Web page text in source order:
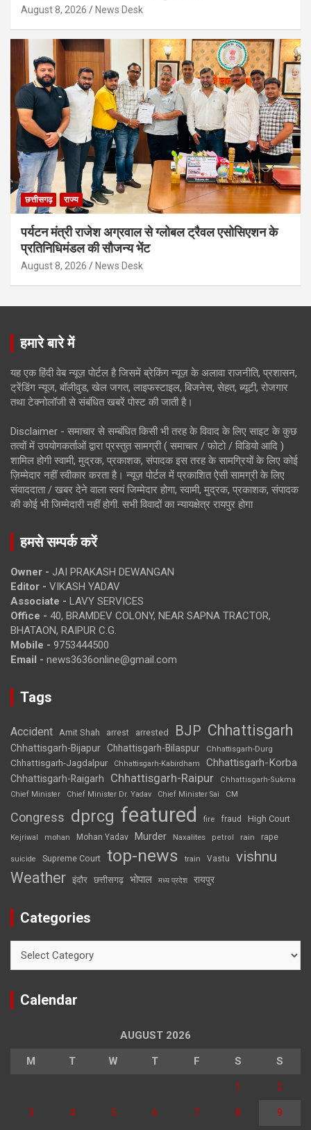
August 8, 2026 News Desk
छत्तीसगढ़ राज्य
पर्यटन मंत्री राजेश अग्रवाल से ग्लोबल ट्रैवल एसोसिएशन के
प्रतिनिधिमंडल की सौजन्य भेंट
August 8, 2026 News Desk
हमारे बारे में
यह एक हिंदी वेब न्यूज़ पोर्टल है जिसमें ब्रेकिंग न्यूज़ के अलावा राजनीति, प्रशासन,
ट्रेंडिंग न्यूज, बॉलीवुड, खेल जगत, लाइफस्टाइल, बिजनेस, सेहत, ब्यूटी, रोजगार
तथा टेक्नोलॉजी से संबंधित खबरें पोस्ट की जाती है।
Disclaimer - समाचार से सम्बंधित किसी भी तरह के विवाद के लिए साइट के कुछ
तत्वों में उपयोगकर्ताओं द्वारा प्रस्तुत सामग्री ( समाचार / फोटो / विडियो आदि )
शामिल होगी स्वामी, मुद्रक, प्रकाशक, संपादक इस तरह के सामग्रियों के लिए कोई
ज़िम्मेदार नहीं स्वीकार करता है। न्यूज़ पोर्टल में प्रकाशित ऐसी सामग्री के लिए
संवाददाता / खबर देने वाला स्वयं जिम्मेदार होगा, स्वामी, मुद्रक, प्रकाशक, संपादक
की कोई भी जिम्मेदारी नहीं होगी. सभी विवादों का न्यायक्षेत्र रायपुर होगा
हमसे सम्पर्क करें
Owner - JAI PRAKASH DEWANGAN
Editor - VIKASH YADAV
Associate - LAVY SERVICES
Office - 40, BRAMDEV COLONY, NEAR SAPNA TRACTOR,
BHATAON, RAIPUR C.G.
Mobile - 9753444500
Email - news3636online@gmail.com
Tags
Accident Amit Shah arrest arrested BJP Chhattisgarh
Chhattisgarh-Bijapur Chhattisgarh-Bilaspur Chhattisgarh-Durg
Chhattisgarh-Jagdalpur Chhattisgarh-Kabirdham Chhattisgarh-Korba
Chhattisgarh-Raigarh Chhattisgarh-Raipur
Chhattisgarh-Sukma
Chief Minister
Chief Minister Dr. Yadav Chief Minister Sai CM
Congress dprcg featured fire fraud High Court
Kejriwal mohan Mohan Yadav Murder Naxalites petrol rain rape
suicide Supreme Court top-news train Vastu vishnu
Weather इंदौर छत्तीसगढ़ भोपाल मध्य प्रदेश रायपुर
Categories
Calendar
AUGUST 2026
M T W T F S S
1 2
3 4 5 6 7 8 9